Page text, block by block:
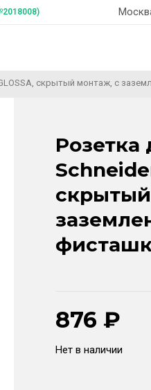
скрытый монтаж, с
Розетка
876 ₽
Нет в наличии